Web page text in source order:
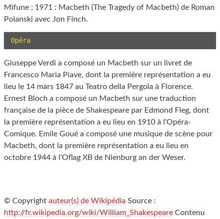
Mifune ; 1971 : Macbeth (The Tragedy of Macbeth) de Roman
Polanski avec Jon Finch.
Opéra
Giuseppe Verdi a composé un Macbeth sur un livret de
Francesco Maria Piave, dont la première représentation a eu
lieu le 14 mars 1847 au Teatro della Pergola à Florence.
Ernest Bloch a composé un Macbeth sur une traduction
française de la pièce de Shakespeare par Edmond Fleg, dont
la première représentation a eu lieu en 1910 à l'Opéra-
Comique. Emile Goué a composé une musique de scène pour
Macbeth, dont la première représentation a eu lieu en
octobre 1944 à l'Oflag XB de Nienburg an der Weser.
© Copyright auteur(s) de Wikipédia Source :
http://fr.wikipedia.org/wiki/William_Shakespeare Contenu